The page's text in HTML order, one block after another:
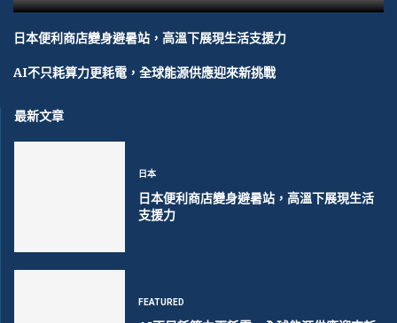
日本便利商店變身避暑站，高溫下展現生活支援力
AI不只耗算力更耗電，全球能源供應迎來新挑戰
最新文章
日本
日本便利商店變身避暑站，高溫下展現生活
支援力
FEATURED